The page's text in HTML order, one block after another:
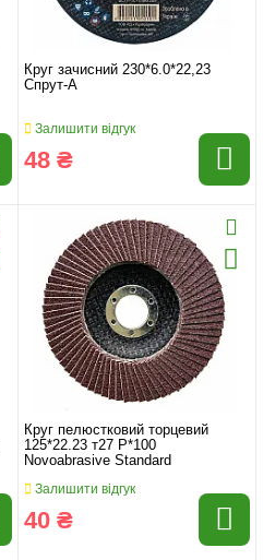
Круг зачисний 230*6.0*22,23
Спрут-А
Залишити відгук
48 ₴
Круг пелюстковий торцевий
125*22.23 т27 P*100
Novoabrasive Standard
Залишити відгук
40 ₴